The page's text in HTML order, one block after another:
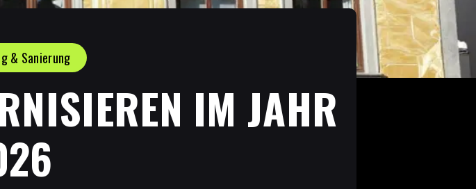
& Sanierung
IM JAHR